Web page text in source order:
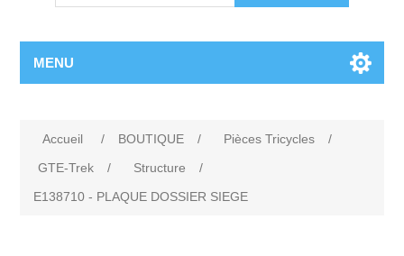
MENU
Accueil / BOUTIQUE / Pièces Tricycles
/
GTE-Trek
/ Structure
/
E138710 - PLAQUE DOSSIER SIEGE